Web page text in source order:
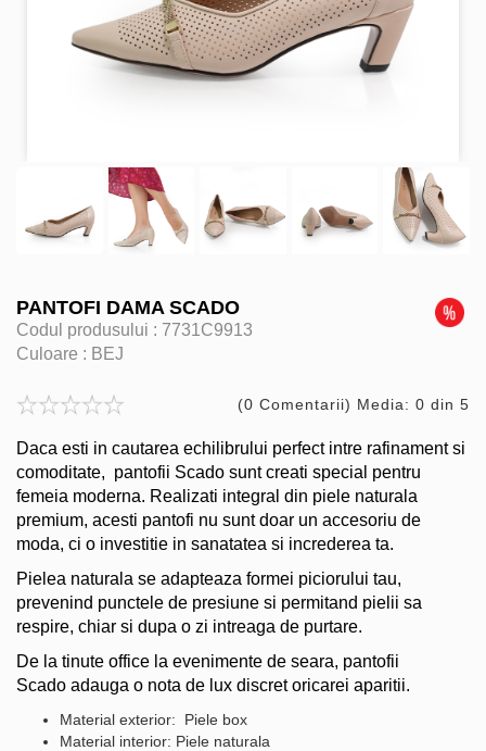
PANTOFI DAMA SCADO
Codul produsului : 7731C9913
Culoare : BEJ
(0 Comentarii) Media: 0 din 5
Daca esti in cautarea echilibrului perfect intre rafinament si
comoditate, pantofii Scado sunt creati special pentru
femeia moderna. Realizati integral din piele naturala
premium, acesti pantofi nu sunt doar un accesoriu de
moda, ci o investitie in sanatatea si increderea ta.
Pielea naturala se adapteaza formei piciorului tau,
prevenind punctele de presiune si permitand pielii sa
respire, chiar si dupa o zi intreaga de purtare.
De la tinute office la evenimente de seara, pantofii
Scado adauga o nota de lux discret oricarei aparitii.
Material exterior: Piele box
Material interior: Piele naturala